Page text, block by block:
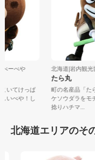
べーべや
こいてけっぱ
しいべや！し
北海道|岩内観
たら丸
町の名産品「
ケソウダラを
捻りハチマ...
北海道エリアのそ